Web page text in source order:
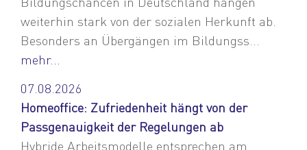
weiterhin stark von der sozialen Herkunft ab.
Besonders an Übergängen im Bildungss...
mehr...
07.08.2026
Homeoffice: Zufriedenheit hängt von der
Passgenauigkeit der Regelungen ab
Hybride Arbeitsmodelle entsprechen am